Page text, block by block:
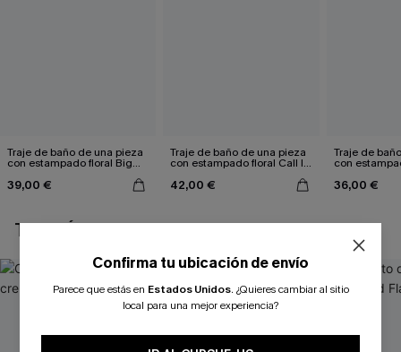
Traje de baño de una pieza
con estampado floral Big
39,00 €
Traje de baño de una pieza
con estampado floral Call It
42,00 €
Traje de
con
36,00 €
TAMBIÉN TE PUEDE GUSTAR
Confirma tu ubicación de envío
Parece que estás en Estados Unidos. ¿Quieres cambiar al sitio
local para una mejor experiencia?